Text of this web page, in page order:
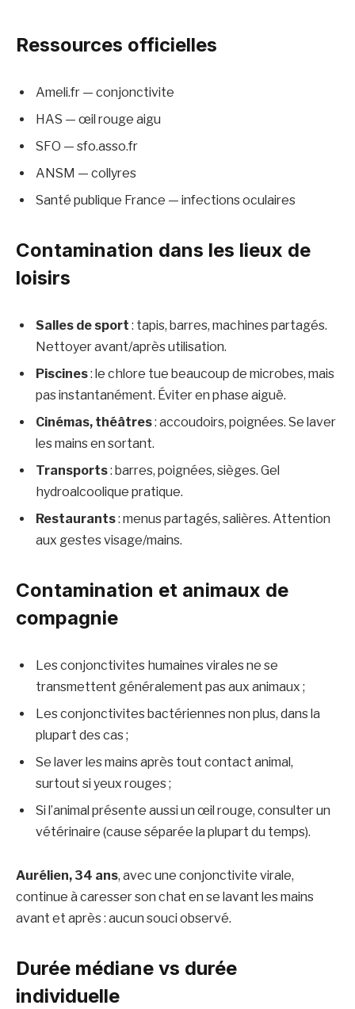
Ressources officielles
Ameli.fr — conjonctivite
HAS — œil rouge aigu
SFO — sfo.asso.fr
ANSM — collyres
Santé publique France — infections oculaires
Contamination dans les lieux de
loisirs
Salles de sport : tapis, barres, machines partagés.
Nettoyer avant/après utilisation.
Piscines: le chlore tue beaucoup de microbes, mais
pas instantanément. Éviter en phase aiguë.
Cinémas, théâtres: accoudoirs, poignées. Se laver
les mains en sortant.
Transports: barres, poignées, sièges. Gel
hydroalcoolique pratique.
Restaurants: menus partagés, salières. Attention
aux gestes visage/mains.
Contamination et animaux de
compagnie
Les conjonctivites humaines virales ne se
transmettent généralement pas aux animaux ;
Les conjonctivites bactériennes non plus, dans la
plupart des cas ;
Se laver les mains après tout contact animal,
surtout si yeux rouges ;
Si l’animal présente aussi un œil rouge, consulter un
vétérinaire (cause séparée la plupart du temps).
Aurélien, 34 ans, avec une conjonctivite virale,
continue à caresser son chat en se lavant les mains
avant et après : aucun souci observé.
Durée médiane vs durée
individuelle